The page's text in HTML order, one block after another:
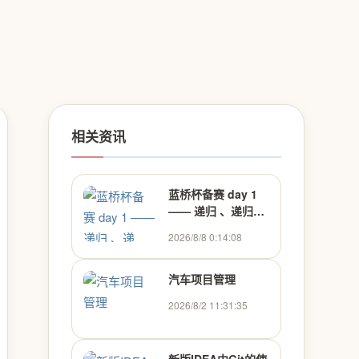
相关资讯
蓝桥杯备赛 day 1
—— 递归 、递归、
零基础，配图）
2026/8/8 0:14:08
汽车项目管理
2026/8/2 11:31:35